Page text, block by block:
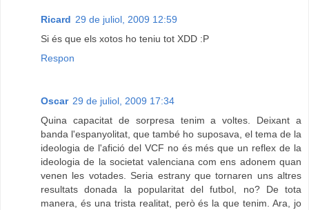
Ricard 29 de juliol, 2009 12:59
Si és que els xotos ho teniu tot XDD :P
Respon
Oscar 29 de juliol, 2009 17:34
Quina capacitat de sorpresa tenim a voltes. Deixant a
banda l'espanyolitat, que també ho suposava, el tema de la
ideologia de l'afició del VCF no és més que un reflex de la
ideologia de la societat valenciana com ens adonem quan
venen les votades. Seria estrany que tornaren uns altres
resultats donada la popularitat del futbol, no? De tota
manera, és una trista realitat, però és la que tenim. Ara, jo